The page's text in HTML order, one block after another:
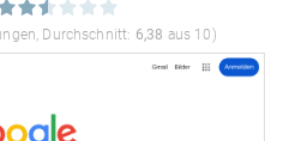
Durchschnitt: 6,38 aus 10)